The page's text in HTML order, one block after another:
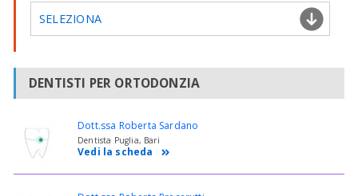
SELEZIONA
DENTISTI PER ORTODONZIA
Dott.ssa Roberta Sardano
Dentista Puglia, Bari
Vedi la scheda